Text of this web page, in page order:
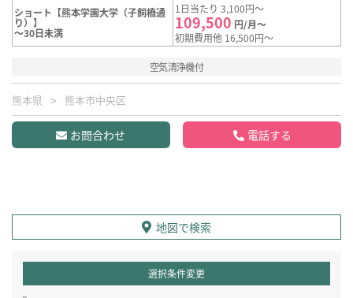
ショート【熊本学園大学（子飼橋通
り）】
～30日未満
1日当たり 3,100円～
109,500 円/月～
初期費用他 16,500円～
空気清浄機付
熊本県 熊本市中央区
お問合わせ 電話する
地図で検索
選択条件変更